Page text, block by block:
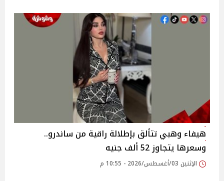
هيفاء وهبي تتألق بإطلالة راقية من ساندرو..
وسعرها يتجاوز 52 ألف جنيه
الإثنين 03/أغسطس/2026 - 10:55 م